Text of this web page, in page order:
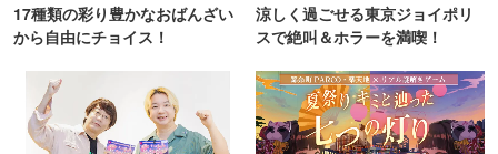
17種類の彩り豊かなおばんざい
から自由にチョイス！
涼しく過ごせる東京ジョイポリ
スで絶叫＆ホラーを満喫！